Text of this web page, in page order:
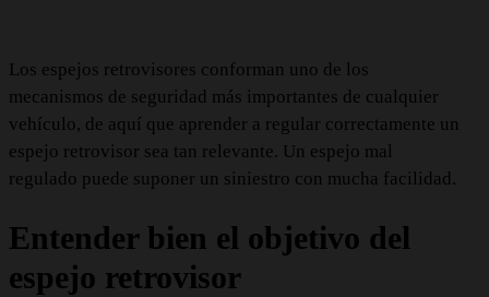
Los espejos retrovisores conforman uno de los
mecanismos de seguridad más importantes de cualquier
vehículo, de aquí que aprender a regular correctamente un
espejo retrovisor sea tan relevante. Un espejo mal
regulado puede suponer un siniestro con mucha facilidad.
Entender bien el objetivo del
espejo retrovisor